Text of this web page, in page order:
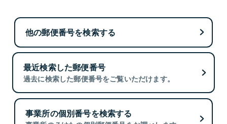
他の郵便番号を検索する
最近検索した郵便番号
過去に検索した郵便番号をご覧いただけます。
事業所の個別番号を検索する